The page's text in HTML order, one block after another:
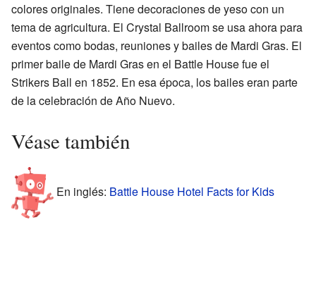
colores originales. Tiene decoraciones de yeso con un
tema de agricultura. El Crystal Ballroom se usa ahora para
eventos como bodas, reuniones y bailes de Mardi Gras. El
primer baile de Mardi Gras en el Battle House fue el
Strikers Ball en 1852. En esa época, los bailes eran parte
de la celebración de Año Nuevo.
Véase también
En inglés: Battle House Hotel Facts for Kids